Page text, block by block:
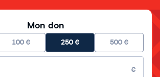
Mon don
100 € 250€ 500 €
€